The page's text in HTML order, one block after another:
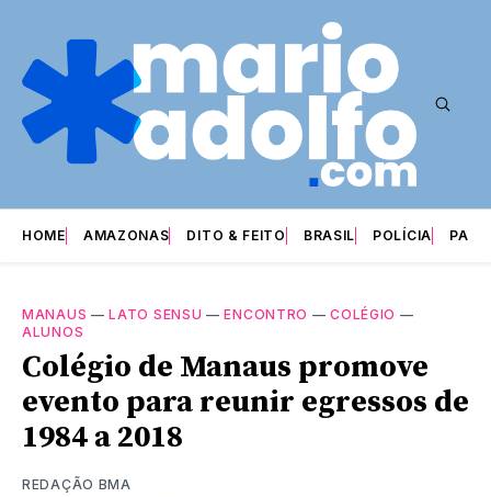
HOME AMAZONAS DITO & FEITO BRASIL POLÍCIA
MANAUS —LATO SENSU —ENCONTRO —COLÉGIO —
ALUNOS
Colégio de Manaus promove
evento para reunir egressos de
1984 a 2018
REDAÇÃO BMA